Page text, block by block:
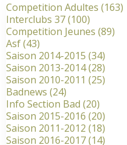
Competition Adultes (163)
Interclubs 37(100)
Competition Jeunes (89)
Asf(43)
Saison 2014-2015 (34)
Saison 2013-2014(28)
Saison 2010-2011 (25)
Badnews (24)
Info Section Bad (20)
Saison 2015-2016 (20)
Saison 2011-2012 (18)
Saison 2016-2017(14)